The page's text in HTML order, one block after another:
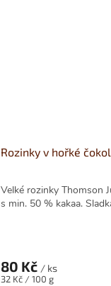
Rozinky v hořké
Velké rozinky Thomson
s min. 50 % kakaa.
80 Kč / ks
Měrná
32 Kč / 100 g